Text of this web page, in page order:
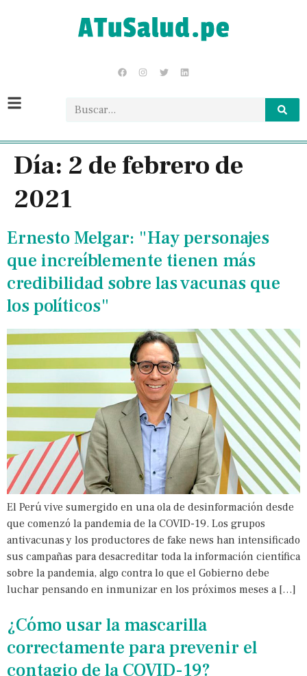
Día: 2 de febrero de
2021
Ernesto Melgar: "Hay personajes
que increíblemente tienen más
credibilidad sobre las vacunas que
los políticos"
El Perú vive sumergido en una ola de desinformación desde
que comenzó la pandemia de la COVID-19. Los grupos
antivacunas y los productores de fake news han intensificado
sus campañas para desacreditar toda la información científica
sobre la pandemia, algo contra lo que el Gobierno debe
luchar pensando en inmunizar en los próximos meses a […]
¿Cómo usar la mascarilla
correctamente para prevenir el
contagio de la COVID-19?